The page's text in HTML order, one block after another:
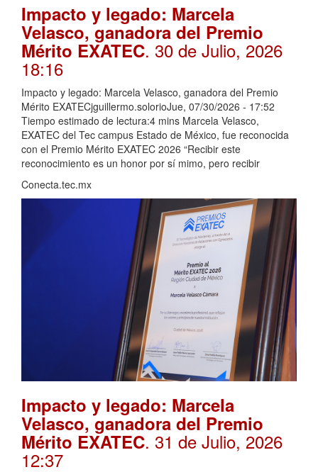
Impacto y legado: Marcela
Velasco, ganadora del Premio
Mérito EXATEC. 30 de Julio, 2026
18:16
Impacto y legado: Marcela Velasco, ganadora del Premio
Mérito EXATECjguillermo.solorioJue, 07/30/2026 - 17:52
Tiempo estimado de lectura:4 mins Marcela Velasco,
EXATEC del Tec campus Estado de México, fue reconocida
con el Premio Mérito EXATEC 2026 “Recibir este
reconocimiento es un honor por sí mimo, pero recibir
Conecta.tec.mx
Impacto y legado: Marcela
Velasco, ganadora del Premio
Mérito EXATEC. 31 de Julio, 2026
12:37